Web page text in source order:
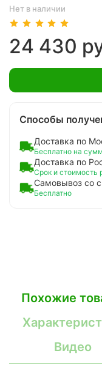
Нет в наличии
24 430
Способы
Доставка по
Бесплатно на
Доставка по
Срок и стоимость
Самовывоз со
Бесплатно
Похожие
Видео